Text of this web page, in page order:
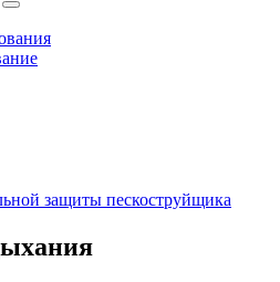
защиты пескоструйщика